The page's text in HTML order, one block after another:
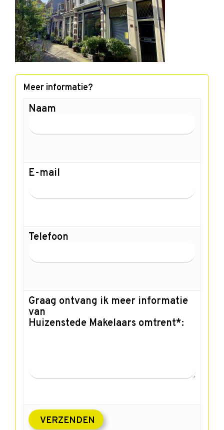
Meer informatie?
Naam
E-mail
Telefoon
Graag ontvang ik meer informatie
van
Huizenstede Makelaars omtrent*: